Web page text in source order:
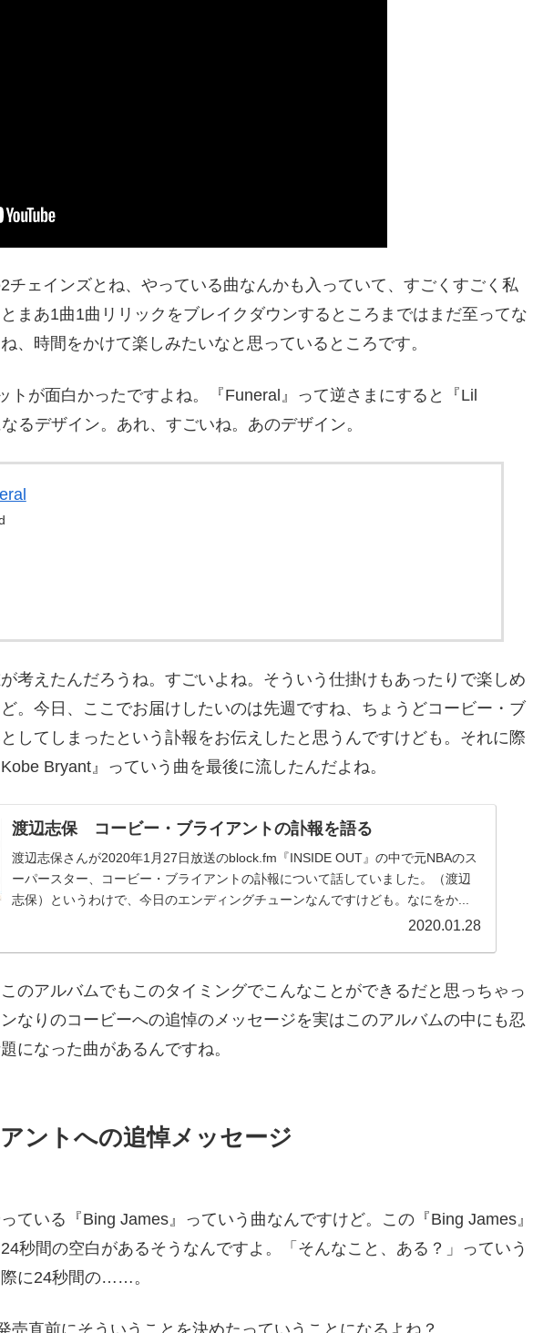
チェインズとね、やっている曲なんかも入っていて、すごくすごく私
まあ1曲1曲リリックをブレイクダウンするところまではまだ至ってな
、時間をかけて楽しみたいなと思っているところです。
トが面白かったですよね。『Funeral』って逆さまにすると『Lil
るデザイン。あれ、すごいね。あのデザイン。
考えたんだろうね。すごいよね。そういう仕掛けもあったりで楽しめ
。今日、ここでお届けしたいのは先週ですね、ちょうどコービー・ブ
してしまったという訃報をお伝えしたと思うんですけども。それに際
Bryant』っていう曲を最後に流したんだよね。
渡辺志保 コービー・ブライアントの訃報を語る
渡辺志保さんが2020年1月27日放送のblock.fm『INSIDE OUT』の中で元NBAのス
ーパースター、コービー・ブライアントの訃報について話していました。（渡辺
志保）というわけで、今日のエンディングチューンなんですけども。なにをか...
2020.01.28
のアルバムでもこのタイミングでこんなことができるだと思っちゃっ
なりのコービーへの追悼のメッセージを実はこのアルバムの中にも忍
になった曲があるんですね。
ントへの追悼メッセージ
ている『Bing James』っていう曲なんですけど。この『Bing James』
秒間の空白があるそうなんですよ。「そんなこと、ある？」っていう
に24秒間の……。
売直前にそういうことを決めたっていうことになるよね？